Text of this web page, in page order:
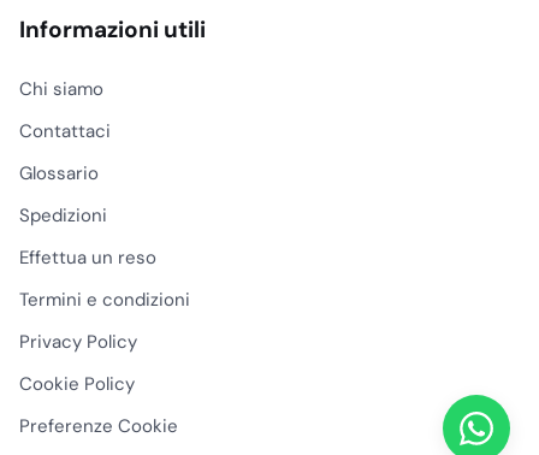
Informazioni utili
Chi siamo
Contattaci
Glossario
Spedizioni
Effettua un reso
Termini e condizioni
Privacy Policy
Cookie Policy
Preferenze Cookie